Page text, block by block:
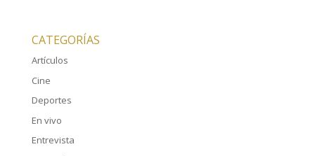
CATEGORÍAS
Artículos
Cine
Deportes
En vivo
Entrevista